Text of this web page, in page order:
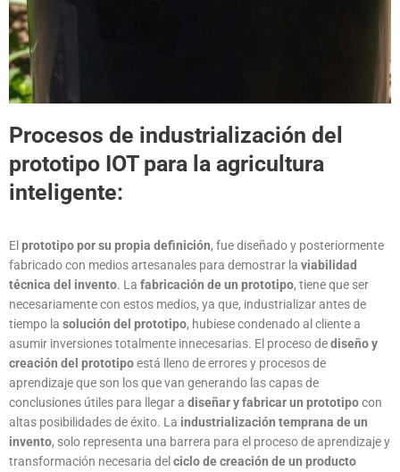
Procesos de industrialización del
prototipo IOT para la agricultura
inteligente:
Elprototipo por su propia definición, fue diseñado y posteriormente
fabricado con medios artesanales para demostrar la viabilidad
técnica del invento. La fabricación de un prototipo, tiene que ser
necesariamente con estos medios, ya que, industrializar antes de
tiempo la solución del prototipo, hubiese condenado al cliente a
asumir inversiones totalmente innecesarias. El proceso dediseño y
creación del prototipoestá lleno de errores y procesos de
aprendizaje que son los que van generando las capas de
conclusiones útiles para llegar a diseñar y fabricar un prototipocon
altas posibilidades de éxito. La industrialización temprana de un
invento, solo representa una barrera para el proceso de aprendizaje y
transformación necesaria delciclo de creación de un producto